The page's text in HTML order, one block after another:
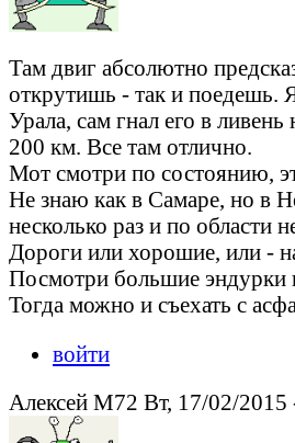
Там двиг абсолютно
открутишь - так и поедешь.
Урала, сам гнал его в ливень
200 км. Все там отлично.
Мот смотри по состоянию,
Не знаю как в Самаре, но в
несколько раз и по области
Дороги или хорошие, или -
Посмотри большие эндурки
Тогда можно и съехать с
войти
Алексей М72 Вт, 17/02/2015